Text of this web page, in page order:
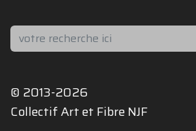
Rechercher
© 2013-2026
Collectif Art et Fibre NJF